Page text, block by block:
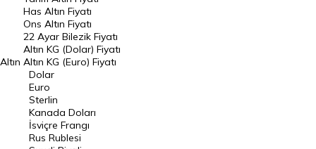
Döviz Kuru
Dolar Kuru
Euro Kuru
Pound Kuru
Frank Kuru
Riyal Kuru
Altın
Has Altın Fiyatı
Ons Altın Fiyatı
22 Ayar Bilezik Fiyatı
Altın KG (Dolar) Fiyatı
Altın KG (Euro) Fiyatı
Dolar
Euro
Sterlin
Kanada Doları
İsviçre Frangı
Rus Rublesi